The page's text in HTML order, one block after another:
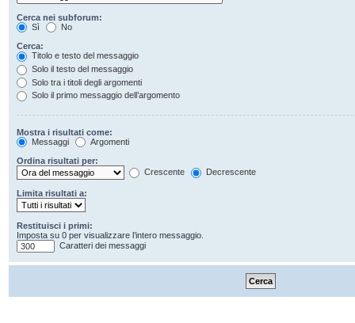
Cerca nei subforum:
Sì
No
Cerca:
Titolo e testo del messaggio
Solo il testo del messaggio
Solo tra i titoli degli argomenti
Solo il primo messaggio dell’argomento
Mostra i risultati come:
Messaggi
Argomenti
Ordina risultati per:
Crescente
Decrescente
Limita risultati a:
Restituisci i primi:
Imposta su 0 per visualizzare l’intero messaggio.
Caratteri dei messaggi